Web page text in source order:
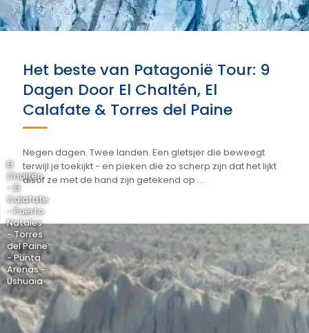
Het beste van Patagonië Tour: 9
Dagen Door El Chaltén, El
Calafate & Torres del Paine
Negen dagen. Twee landen. Een gletsjer die beweegt
terwijl je toekijkt - en pieken die zo scherp zijn dat het lijkt
alsof ze met de hand zijn getekend op ....
El
Chaltén
- El
Calafate
- Puerto
Natales
- Torres
del Paine
- Punta
Arenas -
Ushuaia